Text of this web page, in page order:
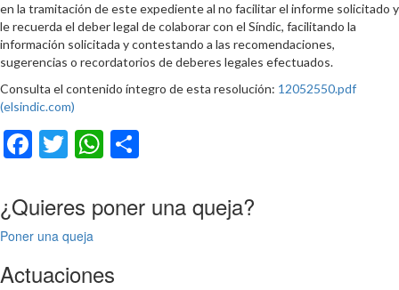
en la tramitación de este expediente al no facilitar el informe solicitado y
le recuerda el deber legal de colaborar con el Síndic, facilitando la
información solicitada y contestando a las recomendaciones,
sugerencias o recordatorios de deberes legales efectuados.
Consulta el contenido íntegro de esta resolución: 12052550.pdf
(elsindic.com)
Facebook
TwitterWhatsApp
¿Quieres poner una queja?
Poner una queja
Actuaciones